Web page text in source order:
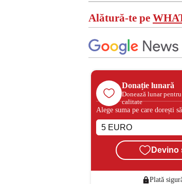
Alătură-te pe
Donație lunară
Donează lunar
calitate
Alege suma pe care dorești
Devino
Plată